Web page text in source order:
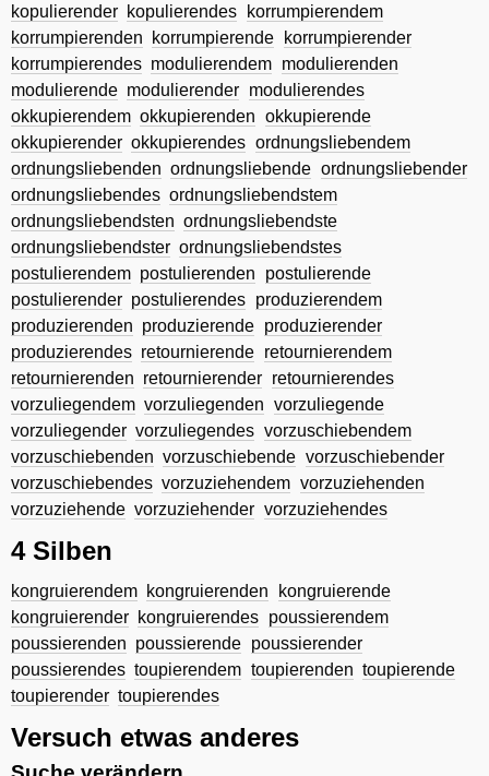
kopulierender kopulierendes
korrumpierendem
korrumpierenden
korrumpierende
korrumpierender
korrumpierendes modulierendem modulierenden
modulierende modulierender modulierendes
okkupierendem okkupierenden okkupierende
okkupierender okkupierendes ordnungsliebendem
ordnungsliebenden ordnungsliebende ordnungsliebender
ordnungsliebendes ordnungsliebendstem
ordnungsliebendsten ordnungsliebendste
ordnungsliebendster ordnungsliebendstes
postulierendem postulierenden
postulierende
postulierender postulierendes produzierendem
produzierenden produzierende produzierender
produzierendes retournierende retournierendem
retournierenden retournierender retournierendes
vorzuliegendem vorzuliegenden vorzuliegende
vorzuliegender vorzuliegendes vorzuschiebendem
vorzuschiebenden vorzuschiebende vorzuschiebender
vorzuschiebendes vorzuziehendem vorzuziehenden
vorzuziehende vorzuziehender vorzuziehendes
4 Silben
kongruierendem kongruierenden
kongruierende
kongruierender kongruierendes poussierendem
poussierenden poussierende poussierender
poussierendes toupierendem toupierenden toupierende
toupierender toupierendes
Versuch etwas anderes